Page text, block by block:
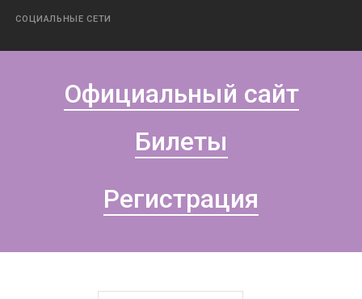
СОЦИАЛЬНЫЕ СЕТИ
Официальный сайт
Билеты
Регистрация